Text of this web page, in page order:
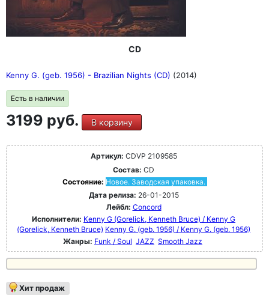
CD
Kenny G. (geb. 1956) - Brazilian Nights (CD) (2014)
Есть в наличии
3199 руб. В корзину
Артикул: CDVP 2109585
Состав: CD
Состояние: Новое. Заводская упаковка.
Дата релиза: 26-01-2015
Лейбл: Concord
Исполнители: Kenny G (Gorelick, Kenneth Bruce) / Kenny G
(Gorelick, Kenneth Bruce) Kenny G. (geb. 1956) / Kenny G. (geb. 1956)
Жанры: Funk / Soul JAZZ Smooth Jazz
Хит продаж